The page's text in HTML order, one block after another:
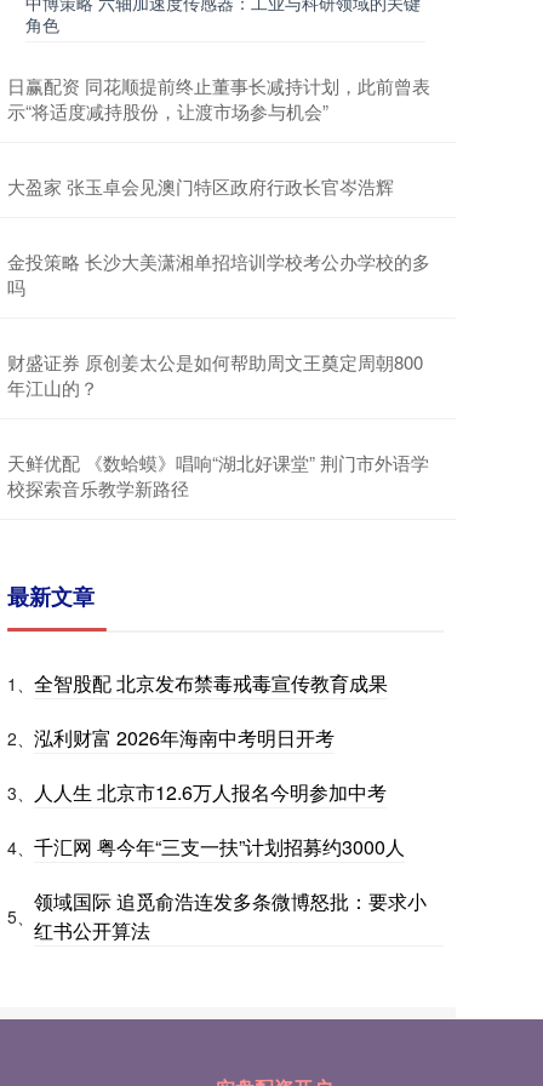
角色
日赢配资 同花顺提前终止董事长减持计划，此前曾表
示“将适度减持股份，让渡市场参与机会”
大盈家 张玉卓会见澳门特区政府行政长官岑浩辉
金投策略 长沙大美潇湘单招培训学校考公办学校的多
吗
财盛证券 原创姜太公是如何帮助周文王奠定周朝800
年江山的？
天鲜优配 《数蛤蟆》唱响“湖北好课堂” 荆门市外语学
校探索音乐教学新路径
最新文章
1、 全智股配 北京发布禁毒戒毒宣传教育成果
2、 泓利财富 2026年海南中考明日开考
3、 人人生 北京市12.6万人报名今明参加中考
4、 千汇网 粤今年“三支一扶”计划招募约3000人
5、
领域国际 追觅俞浩连发多条微博怒批：要求小
红书公开算法